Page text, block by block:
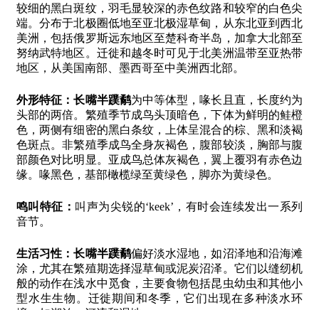
较细的黑白斑纹，羽毛显较深的赤色纹路和较窄的白色尖
端。分布于北极圈低地至亚北极湿草甸，从东北亚到西北
美洲，包括俄罗斯远东地区至楚科奇半岛，加拿大北部至
努纳武特地区。迁徙和越冬时可见于北美洲温带至亚热带
地区，从美国南部、墨西哥至中美洲西北部。
外形特征：长嘴半蹼鹬为中等体型，喙长且直，长度约为
头部的两倍。繁殖季节成鸟头顶暗色，下体为鲜明的鲑橙
色，两侧有细密的黑白条纹，上体呈混合的棕、黑和淡褐
色斑点。非繁殖季成鸟全身灰褐色，腹部较淡，胸部与腹
部颜色对比明显。亚成鸟总体灰褐色，翼上覆羽有赤色边
缘。喙黑色，基部橄榄绿至黄绿色，脚亦为黄绿色。
鸣叫特征： 叫声为尖锐的‘keek’，有时会连续发出一系列
音节。
生活习性：长嘴半蹼鹬偏好淡水湿地，如沼泽地和沿海滩
涂，尤其在繁殖期选择湿草甸或泥炭沼泽。它们以缝纫机
般的动作在浅水中觅食，主要食物包括昆虫幼虫和其他小
型水生生物。迁徙期间和冬季，它们出现在多种淡水环